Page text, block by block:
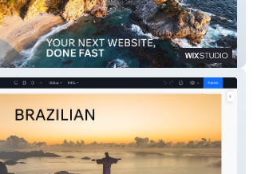
Lago Bay